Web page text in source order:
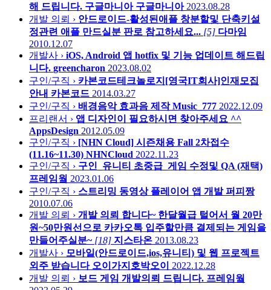
해 드립니다. 구글마니아 구글마니아 2023.08.28
개발 의뢰 › 안드로이드-활성된애플 창분할및 단축키설
정관련 애플 만드실분 판로 참고하세요... [5] 다마임
2010.12.07
개발사 › iOS, Android 앱 hotfix 및 기능 업데이트 해드립
니다. greencharon 2023.08.02
구인/구직 › 카본코드테크놀로지[영국IT회사]인재모집
안내 카본코드 2014.03.27
구인/구직 › 배경음악 효과음 제작 Music_777 2022.12.09
프리랜서 › 앱 디자인이 필요하시면 찾아주세요 ^^
AppsDesign 2012.05.09
구인/구직 › [NHN Cloud] 시즌채용 Fall 2차접수
(11.16~11.30) NHNCloud 2022.11.23
구인/구직 › 구인_유니티 초중급_게임 수정및 QA (재택)
프레임웤 2023.01.06
구인/구직 › 스트리밍 동영상 플레이어 앱 개발 퍼피짱
2010.07.06
개발 의뢰 › 개발 의뢰 합니다~ 한달월급 털어서 월 20만
원~50만원선으로 카카오톡 입주할만큼 결제되는 게임을
만들어주실분~ [18] 지스타온 2013.08.23
개발사 › 모바일(안드로이드,ios,유니티) 및 웹 프로젝트
외주 받습니다 오이가지호박오이
2022.12.28
개발 의뢰 › 보드 게임 개발의뢰 드립니다. 프레임웤